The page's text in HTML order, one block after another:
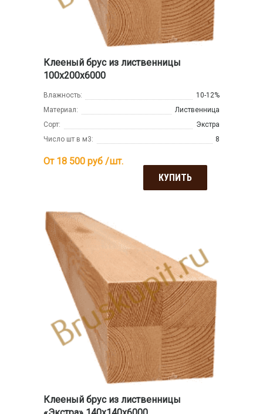
Клееный брус из лиственницы
100х200х6000
Влажность:
10-12%
Материал:
Лиственница
Сорт:
Экстра
Число шт в м3:
8
От 18 500 руб /шт.
КУПИТЬ
Клееный брус из лиственницы